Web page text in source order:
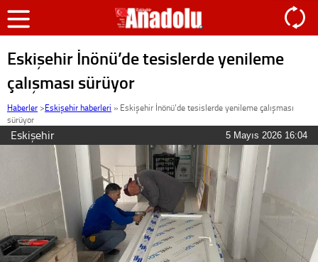
Eskişehir İnönü’de tesislerde yenileme
çalışması sürüyor
Haberler >Eskişehir haberleri » Eskişehir İnönü’de tesislerde yenileme çalışması
sürüyor
Eskişehir 5 Mayıs 2026 16:04